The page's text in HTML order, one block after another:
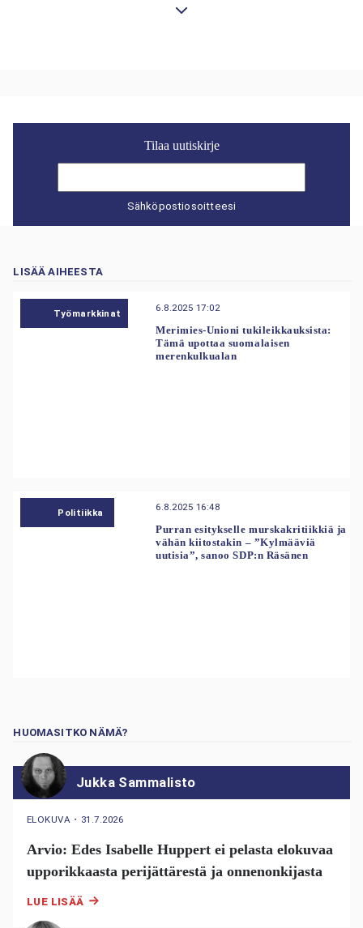
Tilaa uutiskirje
Sähköpostiosoitteesi
LISÄÄ AIHEESTA
Työmarkkinat 6.8.2025 17:02
Merimies-Unioni tukileikkauksista:
Tämä upottaa suomalaisen
merenkulkualan
Politiikka 6.8.2025 16:48
Purran esitykselle murskakritiikkiä ja
vähän kiitostakin – ”Kylmääviä
uutisia”, sanoo SDP:n Räsänen
HUOMASITKO NÄMÄ?
Jukka Sammalisto
ELOKUVA ・ 31.7.2026
Arvio: Edes Isabelle Huppert ei pelasta elokuvaa
upporikkaasta perijättärestä ja onnenonkijasta
LUE LISÄÄ